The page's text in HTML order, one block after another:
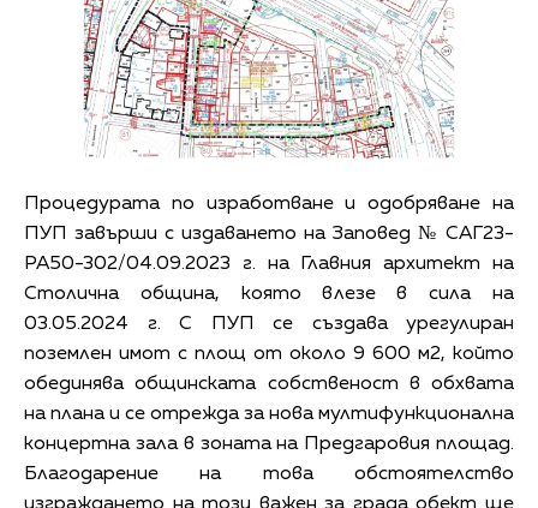
Процедурата по изработване и одобряване на
ПУП завърши с издаването на Заповед № САГ23-
РА50-302/04.09.2023 г. на Главния архитект на
Столична община, която влезе в сила на
03.05.2024 г. С ПУП се създава урегулиран
поземлен имот с площ от около 9 600 м2, който
обединява общинската собственост в обхвата
на плана и се отрежда за нова мултифункционална
концертна зала в зоната на Предгаровия площад.
Благодарение на това обстоятелство